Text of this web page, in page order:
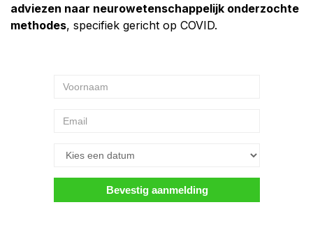
adviezen naar neurowetenschappelijk onderzochte
methodes, specifiek gericht op COVID.